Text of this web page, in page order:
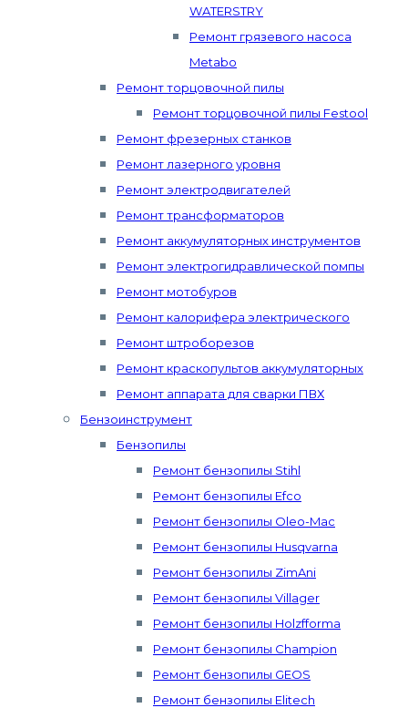
WATERSTRY
Ремонт грязевого насоса
Metabo
Ремонт торцовочной пилы
Ремонт торцовочной пилы Festool
Ремонт фрезерных станков
Ремонт лазерного уровня
Ремонт электродвигателей
Ремонт трансформаторов
Ремонт аккумуляторных инструментов
Ремонт электрогидравлической помпы
Ремонт мотобуров
Ремонт калорифера электрического
Ремонт штроборезов
Ремонт краскопультов аккумуляторных
Ремонт аппарата для сварки ПВХ
Бензоинструмент
Бензопилы
Ремонт бензопилы Stihl
Ремонт бензопилы Efco
Ремонт бензопилы Oleo-Mac
Ремонт бензопилы Husqvarna
Ремонт бензопилы ZimAni
Ремонт бензопилы Villager
Ремонт бензопилы Holzfforma
Ремонт бензопилы Champion
Ремонт бензопилы GEOS
Ремонт бензопилы Elitech